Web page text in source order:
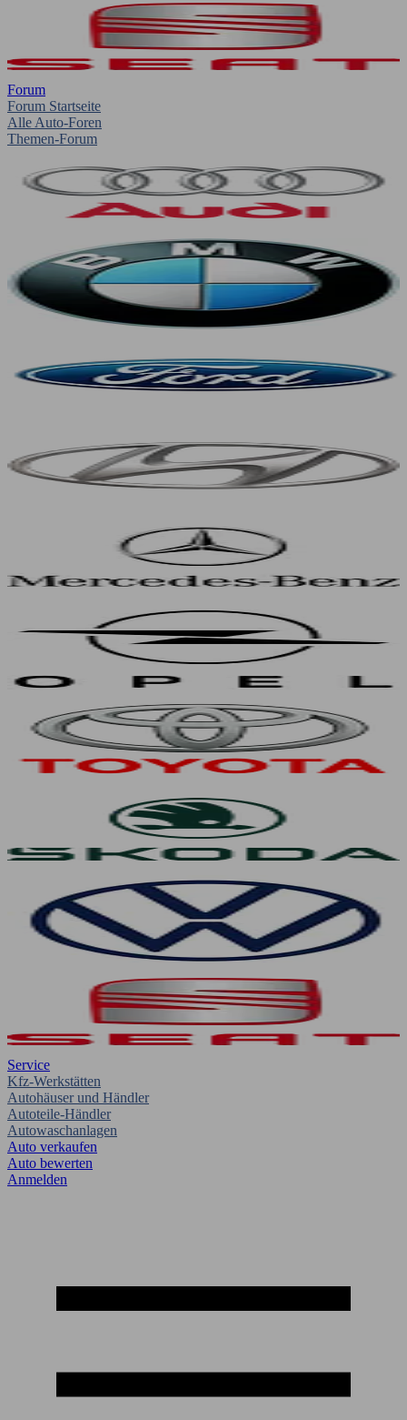
Forum
Forum Startseite
Alle Auto-Foren
Themen-Forum
Service
Kfz-Werkstätten
Autohäuser und Händler
Autoteile-Händler
Autowaschanlagen
Auto verkaufen
Auto bewerten
Anmelden